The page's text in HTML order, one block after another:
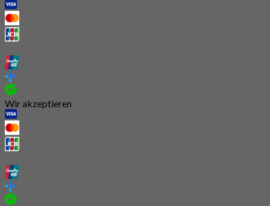
Wir akzeptieren